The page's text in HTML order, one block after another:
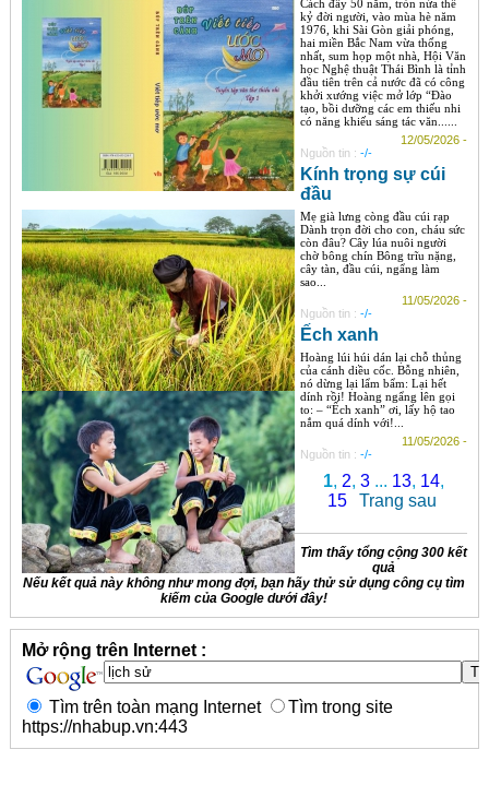
Cách đây 50 năm, tròn nửa thế
kỷ đời người, vào mùa hè năm
1976, khi Sài Gòn giải phóng,
hai miền Bắc Nam vừa thống
nhất, sum họp một nhà, Hội Văn
học Nghệ thuật Thái Bình là tỉnh
đầu tiên trên cả nước đã có công
khởi xướng việc mở lớp “Đào
tạo, bồi dưỡng các em thiếu nhi
có năng khiếu sáng tác văn......
12/05/2026 -
Nguồn tin : -/-
Kính trọng sự cúi
đầu
Mẹ già lưng còng đầu cúi rạp
Dành trọn đời cho con, cháu sức
còn đâu? Cây lúa nuôi người
chờ bông chín Bông trĩu nặng,
cây tàn, đầu cúi, ngẩng làm
sao...
11/05/2026 -
Nguồn tin : -/-
Ếch xanh
Hoàng lúi húi dán lại chỗ thủng
của cánh diều cốc. Bỗng nhiên,
nó dừng lại lẩm bẩm: Lại hết
dính rồi! Hoàng ngẩng lên gọi
to: – “Ếch xanh” ơi, lấy hộ tao
nắm quá dính với!...
11/05/2026 -
Nguồn tin : -/-
1, 2, 3... 13, 14,
15
Trang sau
Tìm thấy tổng cộng 300 kết
quả
Nếu kết quả này không như mong đợi, bạn hãy thử sử dụng công cụ tìm
kiếm của Google dưới đây!
Mở rộng trên Internet :
Tìm trên toàn mạng Internet
Tìm trong site
https://nhabup.vn:443